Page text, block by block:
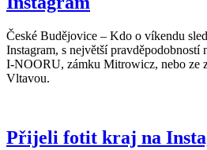
České Budějovice – Kdo o víkendu
Instagram, s největší
I-NOORU, zámku Mitrowicz, nebo ze
Vltavou.
Přijeli fotit kraj na